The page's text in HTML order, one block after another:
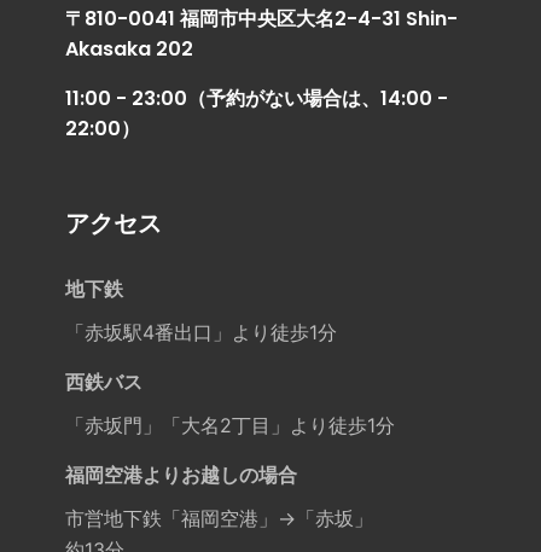
〒810-0041 福岡市中央区大名2-4-31 Shin-
Akasaka 202
11:00 - 23:00（予約がない場合は、14:00 -
22:00）
アクセス
地下鉄
「赤坂駅4番出口」より徒歩1分
西鉄バス
「赤坂門」「大名2丁目」より徒歩1分
福岡空港よりお越しの場合
市営地下鉄「福岡空港」→「赤坂」